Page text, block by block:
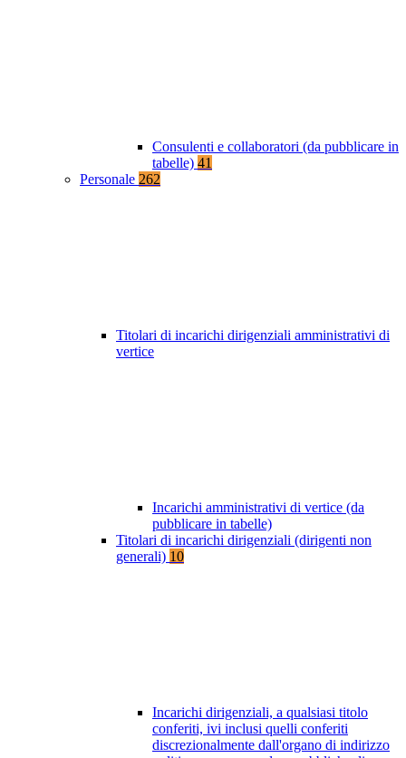
Consulenti e collaboratori (da pubblicare in
tabelle) 41
Personale 262
Titolari di incarichi dirigenziali amministrativi di
vertice
Incarichi amministrativi di vertice (da
pubblicare in tabelle)
Titolari di incarichi dirigenziali (dirigenti non
generali) 10
Incarichi dirigenziali, a qualsiasi titolo
conferiti, ivi inclusi quelli conferiti
discrezionalmente dall'organo di indirizzo